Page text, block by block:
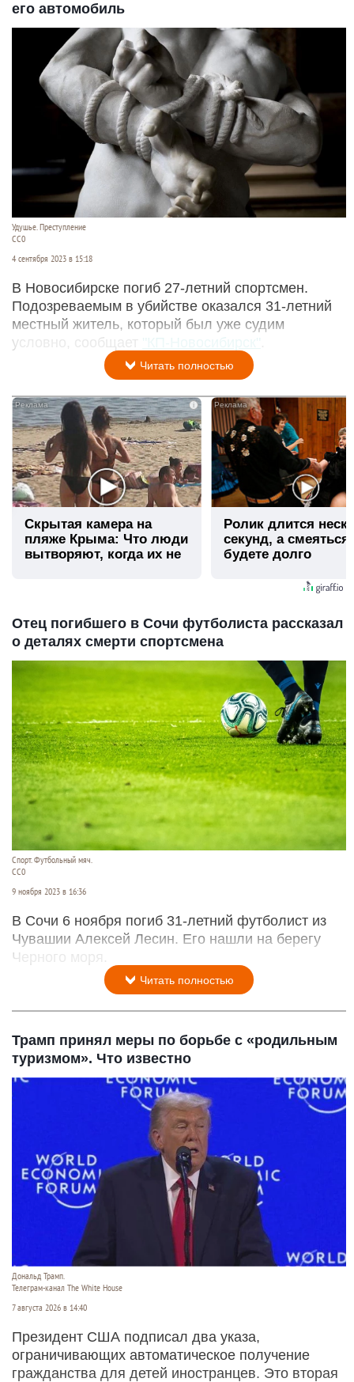
его автомобиль
Удушье. Преступление
СС0
4 сентября 2023 в 15:18
В Новосибирске погиб 27-летний спортсмен.
Подозреваемым в убийстве оказался 31-летний
местный житель, который был уже судим
условно, сообщает "КП-Новосибирск"
Читать полностью
i
Скрытая камера на
пляже Крыма: Что люди
вытворяют, когда их не
Ролик длится
секунд, а
будете долго
Отец погибшего в Сочи футболиста рассказал
о деталях смерти спортсмена
Спорт. Футбольный мяч.
CC0
9 ноября 2023 в 16:36
В Сочи 6 ноября погиб 31-летний футболист из
Чувашии Алексей Лесин. Его нашли на берегу
Черного моря.
Читать полностью
Трамп принял меры по борьбе с «родильным
туризмом». Что известно
Дональд Трамп.
Телеграм-канал The White House
7 августа 2026 в 14:40
Президент США подписал два указа,
ограничивающих автоматическое получение
гражданства для детей иностранцев. Это вторая